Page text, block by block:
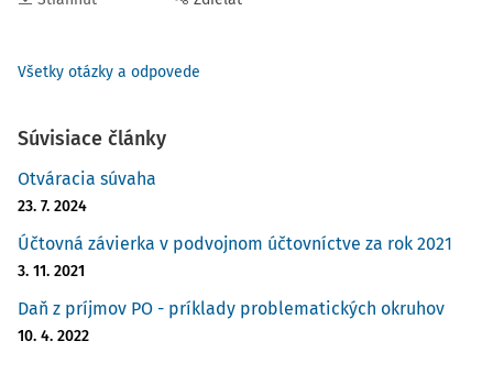
Všetky otázky a odpovede
Súvisiace články
Otváracia súvaha
23. 7. 2024
Účtovná závierka v podvojnom účtovníctve za rok 2021
3. 11. 2021
Daň z príjmov PO - príklady problematických okruhov
10. 4. 2022